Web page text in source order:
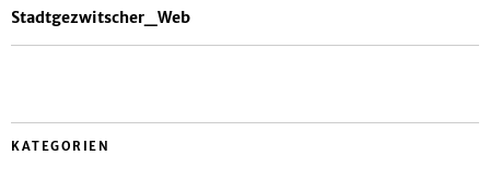
Stadtgezwitscher_Web
KATEGORIEN